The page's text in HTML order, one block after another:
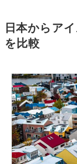
日本からア
を比較